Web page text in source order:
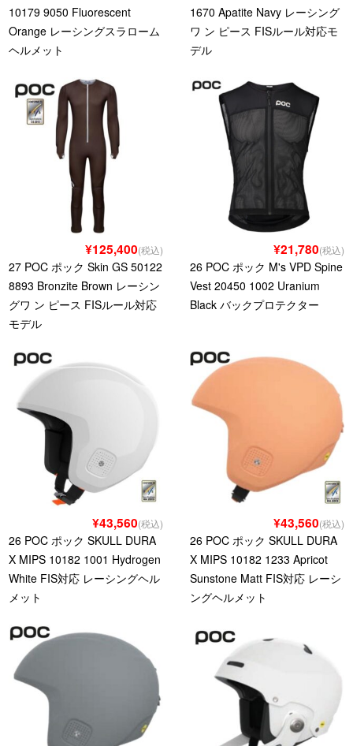
10179 9050 Fluorescent
Orange レーシングスラローム
ヘルメット
1670 Apatite Navy レーシング
ワ ン ピース FISルール対応モ
デル
¥125,400(税込)
27 POC ポック Skin GS 50122
8893 Bronzite Brown レーシン
グワ ン ピース FISルール対応
モデル
¥21,780(税込)
26 POC ポック M's VPD Spine
Vest 20450 1002 Uranium
Black バックプロテクター
¥43,560(税込)
26 POC ポック SKULL DURA
X MIPS 10182 1001 Hydrogen
White FIS対応 レーシングヘル
メット
¥43,560(税込)
26 POC ポック SKULL DURA
X MIPS 10182 1233 Apricot
Sunstone Matt FIS対応 レーシ
ングヘルメット